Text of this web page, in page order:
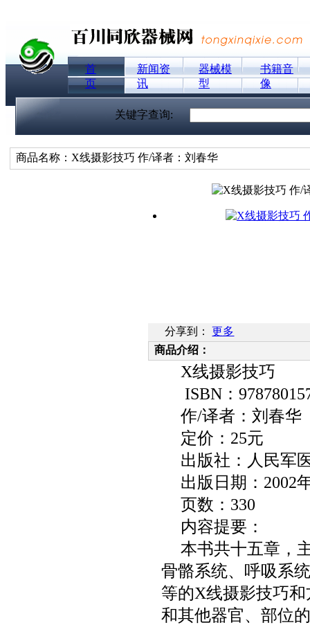
首
页
新闻资
讯
器械模
型
书籍音
像
关键字查询:
商品名称：X线摄影技巧 作/译者：刘春华
分享到：
更多
商品介绍：
X线摄影技巧
ISBN ：
作/译者：刘春华
定价： 25元
出版社：人民军
出版日期： 2002
页数： 330
内容提要：
本书共十五章，
骨骼系统、呼吸系
等的X线摄影技巧
和其他器官、部位的